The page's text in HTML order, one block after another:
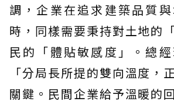
調，企業在追求建築品質
時，同樣需要秉持對土地的
民的「體貼敏感度」。總經
「分局長所提的雙向溫度，
關鍵。民間企業給予溫暖的